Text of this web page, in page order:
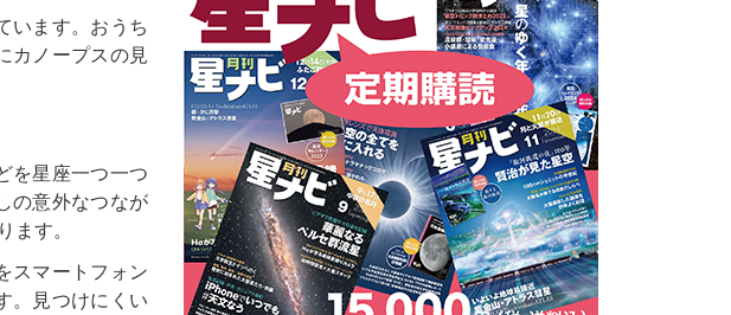
います。おうち
カノープスの見
を星座一つ一つ
の意外なつなが
す。
スマートフォン
。見つけにくい